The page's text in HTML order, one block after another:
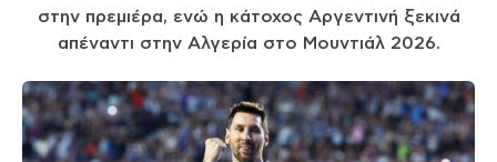
στην πρεμιέρα, ενώ η κάτοχος Αργεντινή ξεκινά
απέναντι στην Αλγερία στο Μουντιάλ 2026.